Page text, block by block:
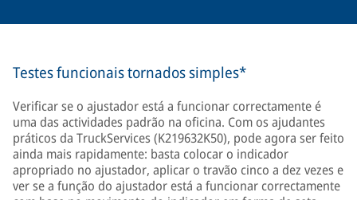
Testes funcionais tornados simples*
Verificar se o ajustador está a funcionar correctamente é
uma das actividades padrão na oficina. Com os ajudantes
práticos da TruckServices (K219632K50), pode agora ser feito
ainda mais rapidamente: basta colocar o indicador
apropriado no ajustador, aplicar o travão cinco a dez vezes e
ver se a função do ajustador está a funcionar correctamente